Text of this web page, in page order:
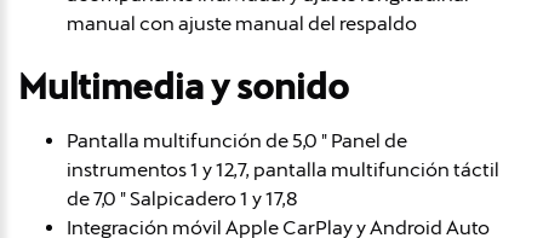
manual con ajuste manual del respaldo
Multimedia y sonido
Pantalla multifunción de 5,0 " Panel de
instrumentos 1 y 12,7, pantalla multifunción táctil
de 7,0 " Salpicadero 1 y 17,8
Integración móvil Apple CarPlay y Android Auto